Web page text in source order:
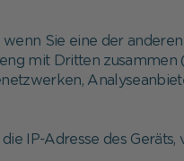
Sie eine der anderen
mit Dritten zusammen
IP-Adresse des Geräts,